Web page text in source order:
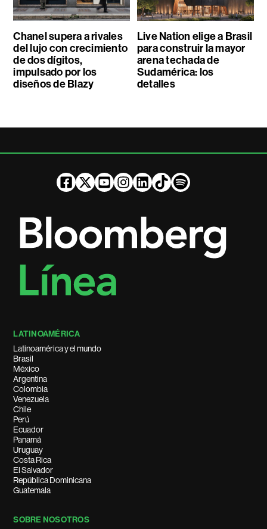
Chanel supera a rivales
del lujo con crecimiento
de dos dígitos,
impulsado por los
diseños de Blazy
Live Nation elige a Brasil
para construir la mayor
arena techada de
Sudamérica: los
detalles
LATINOAMÉRICA
Latinoamérica y el mundo
Brasil
México
Argentina
Colombia
Venezuela
Chile
Perú
Ecuador
Panamá
Uruguay
Costa Rica
El Salvador
República Dominicana
Guatemala
SOBRE NOSOTROS